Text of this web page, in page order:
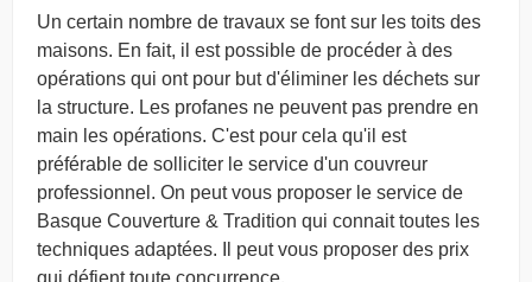
Un certain nombre de travaux se font sur les toits des
maisons. En fait, il est possible de procéder à des
opérations qui ont pour but d'éliminer les déchets sur
la structure. Les profanes ne peuvent pas prendre en
main les opérations. C'est pour cela qu'il est
préférable de solliciter le service d'un couvreur
professionnel. On peut vous proposer le service de
Basque Couverture & Tradition qui connait toutes les
techniques adaptées. Il peut vous proposer des prix
qui défient toute concurrence.